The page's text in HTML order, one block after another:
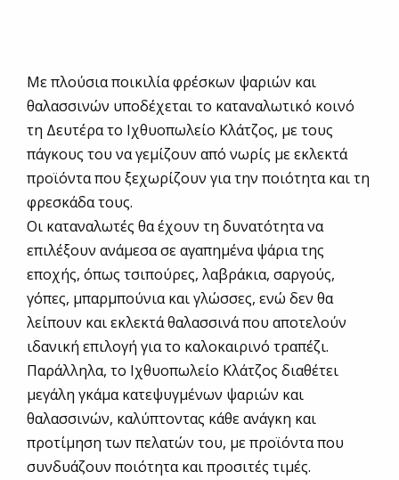
Με πλούσια ποικιλία φρέσκων ψαριών και
θαλασσινών υποδέχεται το καταναλωτικό κοινό
τη Δευτέρα το Ιχθυοπωλείο Κλάτζος, με τους
πάγκους του να γεμίζουν από νωρίς με εκλεκτά
προϊόντα που ξεχωρίζουν για την ποιότητα και τη
φρεσκάδα τους.
Οι καταναλωτές θα έχουν τη δυνατότητα να
επιλέξουν ανάμεσα σε αγαπημένα ψάρια της
εποχής, όπως τσιπούρες, λαβράκια, σαργούς,
γόπες, μπαρμπούνια και γλώσσες, ενώ δεν θα
λείπουν και εκλεκτά θαλασσινά που αποτελούν
ιδανική επιλογή για το καλοκαιρινό τραπέζι.
Παράλληλα, το Ιχθυοπωλείο Κλάτζος διαθέτει
μεγάλη γκάμα κατεψυγμένων ψαριών και
θαλασσινών, καλύπτοντας κάθε ανάγκη και
προτίμηση των πελατών του, με προϊόντα που
συνδυάζουν ποιότητα και προσιτές τιμές.